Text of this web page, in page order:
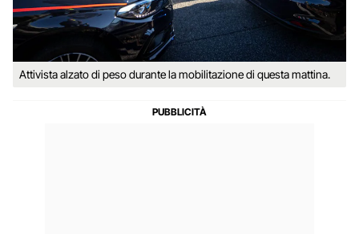
Attivista alzato di peso durante la mobilitazione di questa mattina.